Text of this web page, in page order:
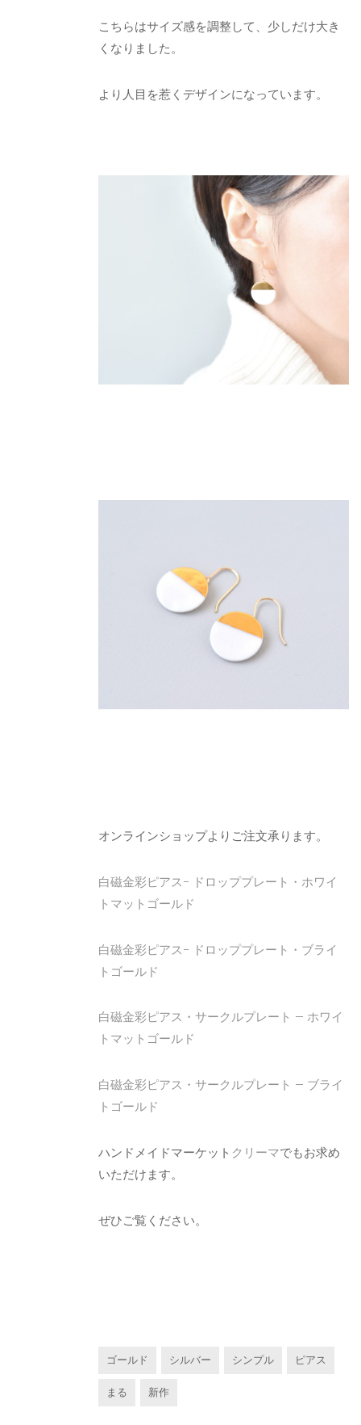
こちらはサイズ感を調整して、少しだけ大き
くなりました。
より人目を惹くデザインになっています。
オンラインショップよりご注文承ります。
白磁金彩ピアス- ドロッププレート・ホワイ
トマットゴールド
白磁金彩ピアス- ドロッププレート・ブライ
トゴールド
白磁金彩ピアス・サークルプレート – ホワイ
トマットゴールド
白磁金彩ピアス・サークルプレート – ブライ
トゴールド
ハンドメイドマーケット クリーマでもお求め
いただけます。
ぜひご覧ください。
ゴールド シルバー シンプル ピアス
まる 新作